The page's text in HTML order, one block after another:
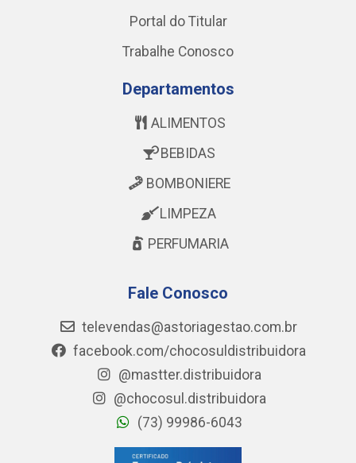
Portal do Titular
Trabalhe Conosco
Departamentos
ALIMENTOS
BEBIDAS
BOMBONIERE
LIMPEZA
PERFUMARIA
Fale Conosco
televendas@astoriagestao.com.br
facebook.com/chocosuldistribuidora
@mastter.distribuidora
@chocosul.distribuidora
(73) 99986-6043